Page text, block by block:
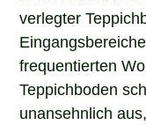
verlegter
frequentierten
Teppichboden
unansehnlich